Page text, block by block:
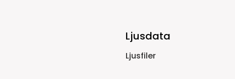
Ljusdata
Ljusfiler